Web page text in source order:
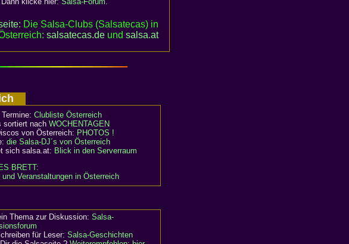
Die Salsa-Clubs (Salsatecas) in
salsatecas.de und salsa.at
Clubliste Österreich
sortiert nach WOCHENTAGEN
von Österreich: PHOTOS !
die Salsa-DJ´s von Österreich
sich salsa.at: Blick in den Serverraum
BRETT:
und Veranstaltungen in Österreich
Thema zur Diskussion: Salsa-
für Leser: Salsa-Geschichten